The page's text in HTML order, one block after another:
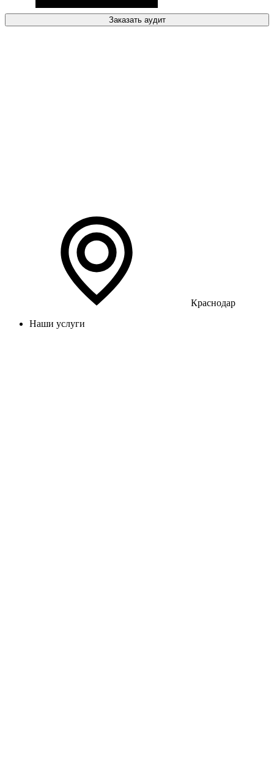
Заказать аудит
Краснодар
Наши услуги